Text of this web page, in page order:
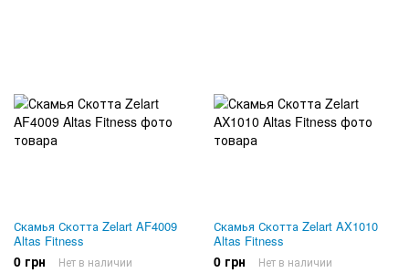
Скамья Скотта Zelart AF4009
Altas Fitness
0 грн Нет в наличии
Скамья Скотта Zelart AX1010
Altas Fitness
0 грн Нет в наличии